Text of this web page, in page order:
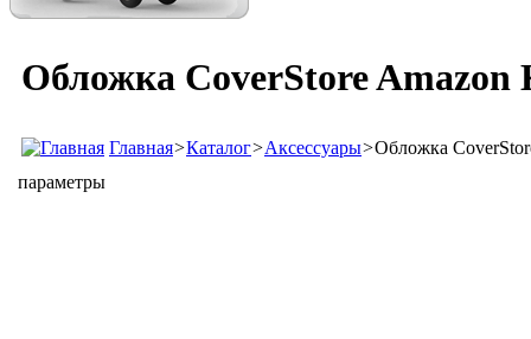
Обложка CoverStore
Главная>Каталог>Аксессуары>Обложка
параметры